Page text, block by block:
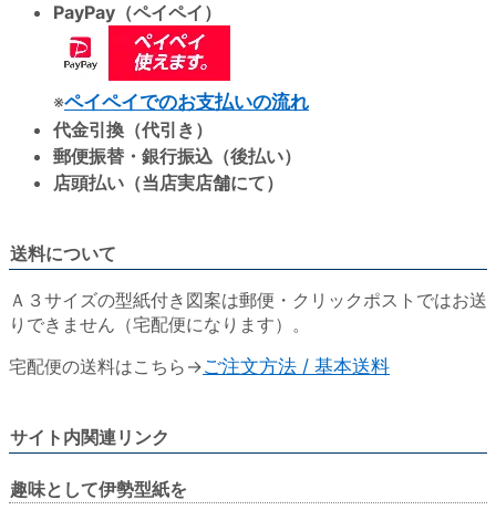
PayPay（ペイペイ）
※ペイペイでのお支払いの流れ
代金引換（代引き）
郵便振替・銀行振込（後払い）
店頭払い（当店実店舗にて）
送料について
Ａ３サイズの型紙付き図案は郵便・クリックポストではお送
りできません（宅配便になります）。
宅配便の送料はこちら→ご注文方法 / 基本送料
サイト内関連リンク
趣味として伊勢型紙を